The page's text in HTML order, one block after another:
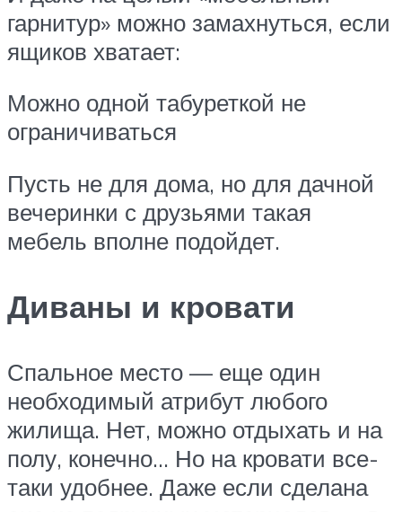
гарнитур» можно замахнуться, если
ящиков хватает:
Можно одной табуреткой не
ограничиваться
Пусть не для дома, но для дачной
вечеринки с друзьями такая
мебель вполне подойдет.
Диваны и кровати
Спальное место — еще один
необходимый атрибут любого
жилища. Нет, можно отдыхать и на
полу, конечно… Но на кровати все-
таки удобнее. Даже если сделана